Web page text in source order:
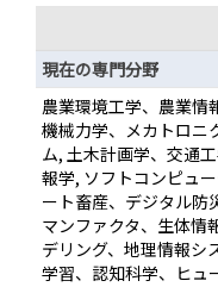
現在の専門分野
農業環境工学、農業情
機械力学、メカトロニ
ム, 土木計画学、交通
報学, ソフトコンピュ
ート畜産、デジタル防
マンファクタ、生体情
デリング、地理情報シ
学習、認知科学、ヒュ